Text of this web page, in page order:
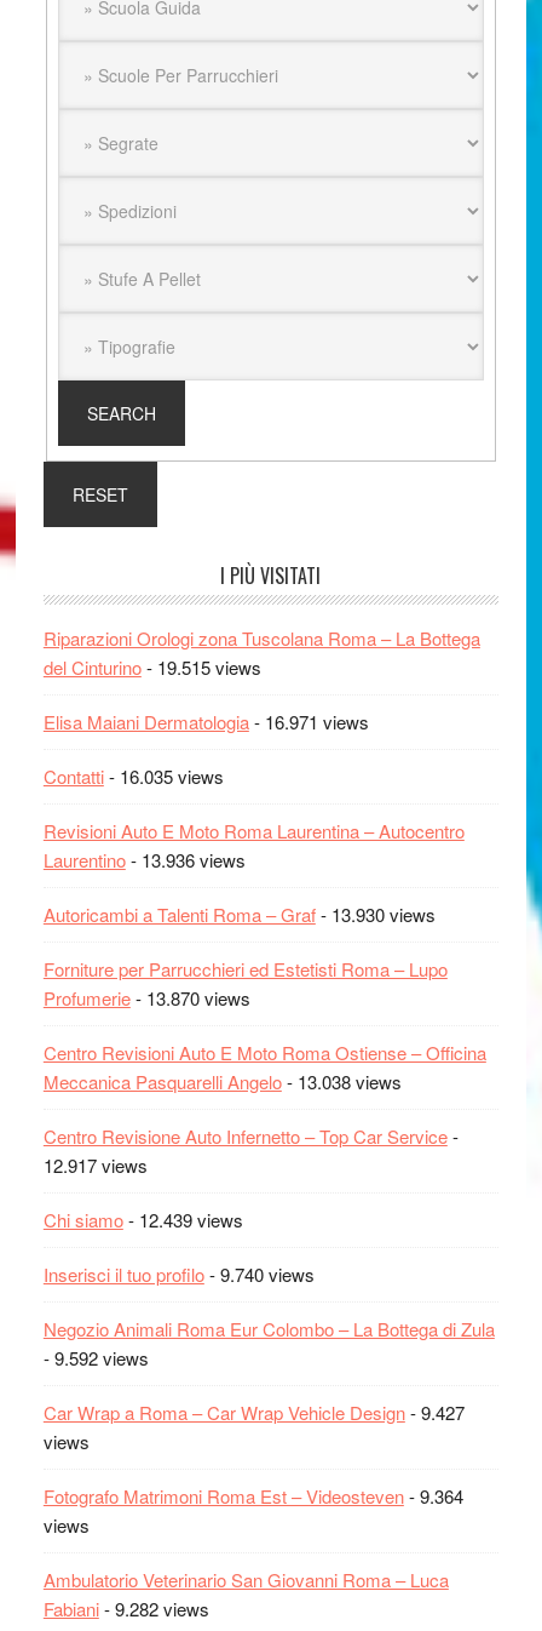
I PIÙ VISITATI
Riparazioni Orologi zona Tuscolana Roma – La Bottega
del Cinturino- 19.515 views
Elisa Maiani Dermatologia- 16.971 views
Contatti- 16.035 views
Revisioni Auto E Moto Roma Laurentina – Autocentro
Laurentino- 13.936 views
Autoricambi a Talenti Roma – Graf- 13.930 views
Forniture per Parrucchieri ed Estetisti Roma – Lupo
Profumerie- 13.870 views
Centro Revisioni Auto E Moto Roma Ostiense – Officina
Meccanica Pasquarelli Angelo- 13.038 views
Centro Revisione Auto Infernetto – Top Car Service-
12.917 views
Chi siamo- 12.439 views
Inserisci il tuo profilo- 9.740 views
Negozio Animali Roma Eur Colombo – La Bottega di Zula
- 9.592 views
Car Wrap a Roma – Car Wrap Vehicle Design- 9.427
views
Fotografo Matrimoni Roma Est – Videosteven- 9.364
views
Ambulatorio Veterinario San Giovanni Roma – Luca
Fabiani- 9.282 views